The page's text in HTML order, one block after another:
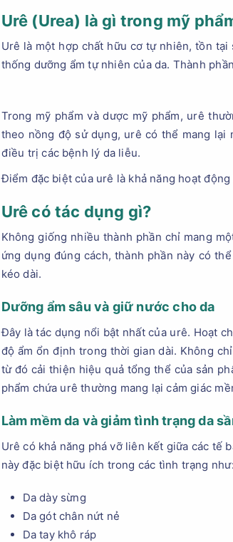
Urê (Urea) là gì trong mỹ
Urê là một hợp chất hữu cơ tự nhiên, tồn
thống dưỡng ẩm tự nhiên của da. Thành
Trong mỹ phẩm và dược mỹ phẩm, urê
theo nồng độ sử dụng, urê có thể mang lại
điều trị các bệnh lý da liễu.
Điểm đặc biệt của urê là khả năng hoạt
Urê có tác dụng gì?
Không giống nhiều thành phần chỉ mang
ứng dụng đúng cách, thành phần này có
kéo dài.
Dưỡng ẩm sâu và giữ nước cho da
Đây là tác dụng nổi bật nhất của urê. Hoạt
độ ẩm ổn định trong thời gian dài. Không
từ đó cải thiện hiệu quả tổng thể của sản
phẩm chứa urê thường mang lại cảm giác
Làm mềm da và giảm tình trạng da
Urê có khả năng phá vỡ liên kết giữa các tế
này đặc biệt hữu ích trong các tình trạng như:
Da dày sừng
Da gót chân nứt nẻ
Da tay khô ráp